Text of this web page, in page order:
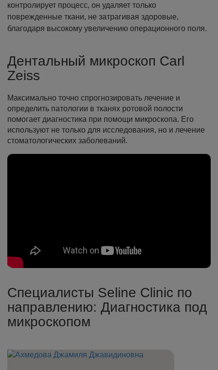
контролирует процесс, он удаляет только
поврежденные ткани, не затрагивая здоровые,
благодаря высокому увеличению операционного поля.
Дентальный микроскоп Carl
Zeiss
Максимально точно спрогнозировать лечение и
определить патологии в тканях ротовой полости
помогает диагностика при помощи микроскопа. Его
используют не только для исследования, но и лечение
стоматологических заболеваний.
Специалисты Seline Clinic по
направлению: Диагностика под
микроскопом